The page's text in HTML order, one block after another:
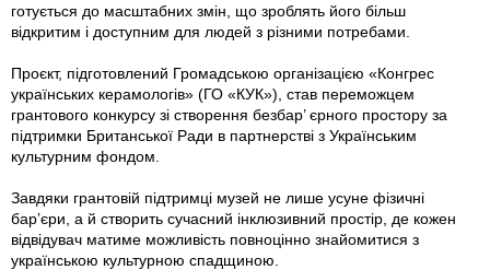
готується до масштабних змін, що зроблять його більш
відкритим і доступним для людей з різними потребами.
Проєкт, підготовлений Громадською організацією «Конгрес
українських керамологів» (ГО «КУК»), став переможцем
грантового конкурсу зі створення безбар’ єрного простору за
підтримки Британської Ради в партнерстві з Українським
культурним фондом.
Завдяки грантовій підтримці музей не лише усуне фізичні
бар’єри, а й створить сучасний інклюзивний простір, де кожен
відвідувач матиме можливість повноцінно знайомитися з
українською культурною спадщиною.